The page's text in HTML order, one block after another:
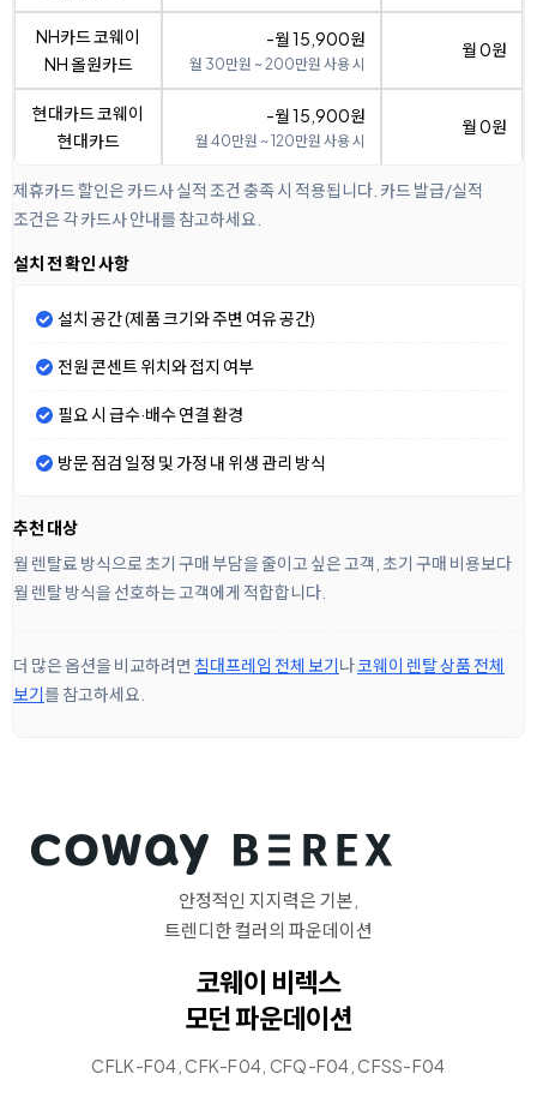
NH카드 코웨이
NH 올원카드
-월 15,900원
월 30만원 ~ 200만원 사용 시
월 0원
현대카드 코웨이
현대카드
-월 15,900원
월 40만원 ~ 120만원 사용 시
월 0원
제휴카드 할인은 카드사 실적 조건 충족 시 적용됩니다. 카드 발급/실적
조건은 각 카드사 안내를 참고하세요.
설치 전 확인 사항
설치 공간 (제품 크기와 주변 여유 공간)
전원 콘센트 위치와 접지 여부
필요 시 급수·배수 연결 환경
방문 점검 일정 및 가정 내 위생 관리 방식
추천 대상
월 렌탈료 방식으로 초기 구매 부담을 줄이고 싶은 고객, 초기 구매 비용보다
월 렌탈 방식을 선호하는 고객에게 적합합니다.
더 많은 옵션을 비교하려면 침대프레임 전체 보기나코웨이 렌탈 상품 전체
보기를 참고하세요.
안정적인 지지력은 기본,
트렌디한 컬러의 파운데이션
코웨이 비렉스
모던 파운데이션
CFLK-F04, CFK-F04, CFQ-F04, CFSS-F04